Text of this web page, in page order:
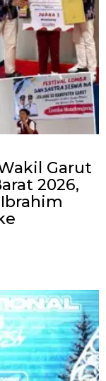
Garut
2026,